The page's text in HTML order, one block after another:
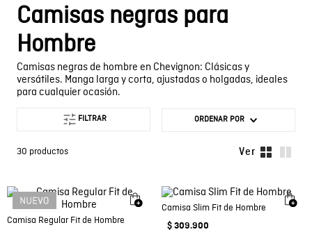
Camisas negras para
Hombre
Camisas negras de hombre en Chevignon: Clásicas y
versátiles. Manga larga y corta, ajustadas o holgadas, ideales
para cualquier ocasión.
FILTRAR ORDENAR POR
30 productos
Camisa Regular Fit de Hombre
Camisa Slim Fit de Hombre
$ 309.900